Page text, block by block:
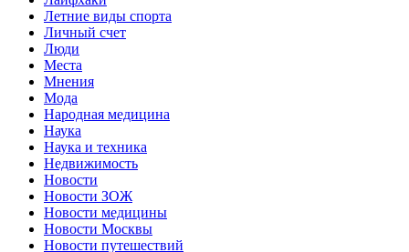
Летние виды спорта
Личный счет
Люди
Места
Мнения
Мода
Народная медицина
Наука
Наука и техника
Недвижимость
Новости
Новости ЗОЖ
Новости медицины
Новости Москвы
Новости путешествий